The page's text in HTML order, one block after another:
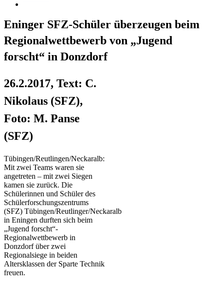
Eninger SFZ-Schüler überzeugen beim
Regionalwettbewerb von „Jugend
forscht“ in Donzdorf
26.2.2017, Text: C.
Nikolaus (SFZ),
Foto: M. Panse
(SFZ)
Tübingen/Reutlingen/Neckaralb:
Mit zwei Teams waren sie
angetreten – mit zwei Siegen
kamen sie zurück. Die
Schülerinnen und Schüler des
Schülerforschungszentrums
(SFZ) Tübingen/Reutlinger/Neckaralb
in Eningen durften sich beim
„Jugend forscht“-
Regionalwettbewerb in
Donzdorf über zwei
Regionalsiege in beiden
Altersklassen der Sparte Technik
freuen.